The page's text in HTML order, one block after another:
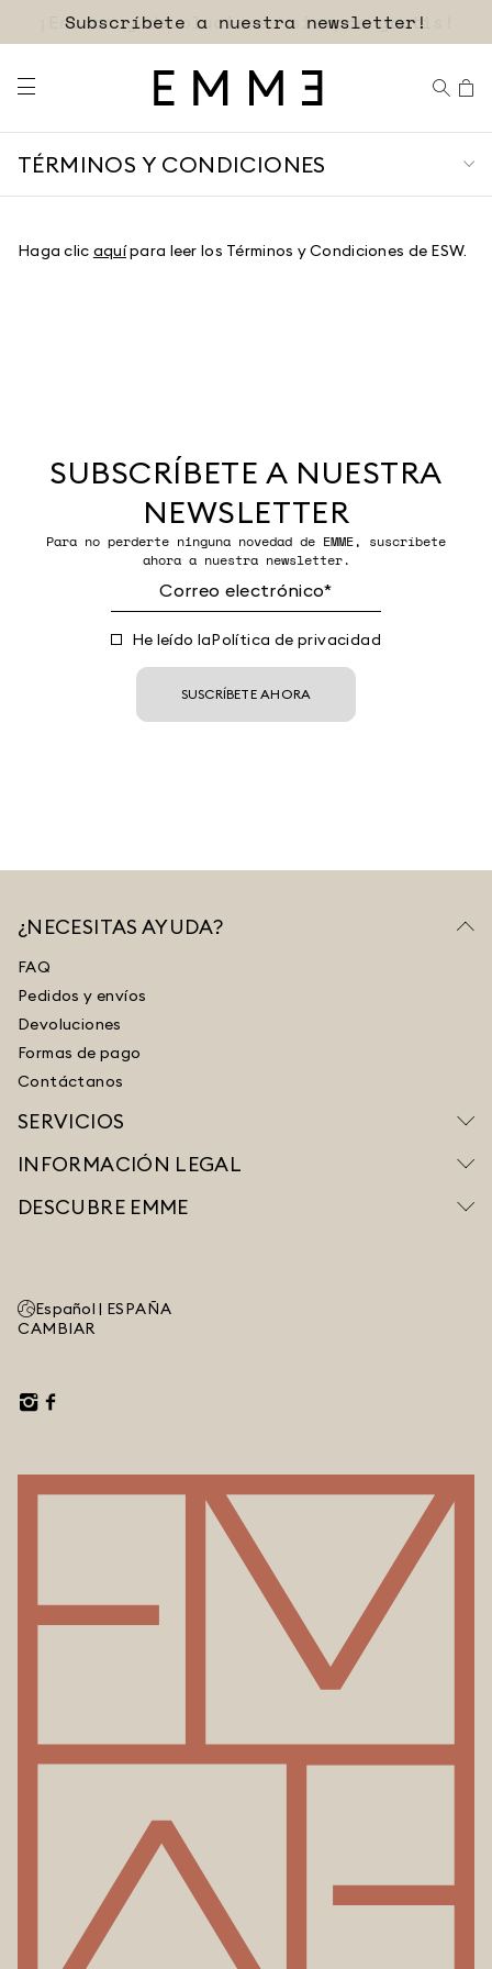
Subscríbete a nuestra newsletter!
TÉRMINOS Y CONDICIONES
Haga clic aquípara leer los Términos y Condiciones de ESW.
SUBSCRÍBETE A NUESTRA
NEWSLETTER
Para no perderte ninguna novedad de EMME, suscríbete
ahora a nuestra newsletter.
He leído laPolítica de privacidad
SUSCRÍBETE AHORA
¿NECESITAS AYUDA?
FAQ
Pedidos y envíos
Devoluciones
Formas de pago
Contáctanos
SERVICIOS
INFORMACIÓN LEGAL
DESCUBRE EMME
Español | ESPAÑA
CAMBIAR